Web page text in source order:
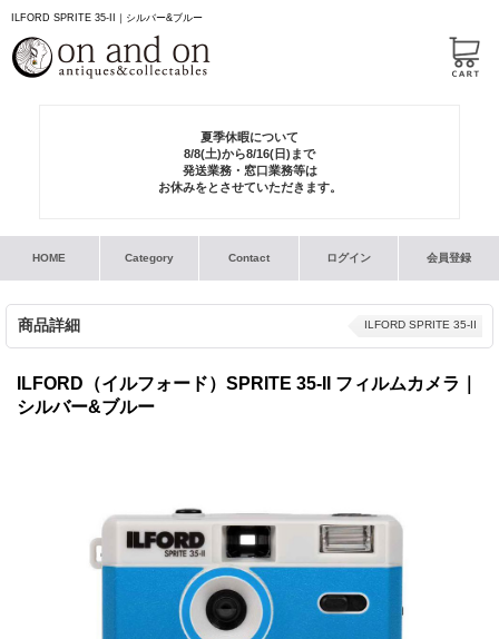
ILFORD SPRITE 35-II｜シルバー&ブルー
夏季休暇について
8/8(土)から8/16(日)まで
発送業務・窓口業務等は
お休みをとさせていただきます。
HOME Category Contact ログイン 会員登録
商品詳細 ILFORD SPRITE 35-II
ILFORD（イルフォード）SPRITE 35-II フィルムカメラ｜
シルバー&ブルー